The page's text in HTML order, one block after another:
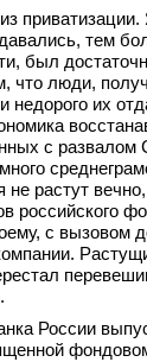
тем
был
что люди,
недорого их
с развалом
растут
российского
с вызовом
России